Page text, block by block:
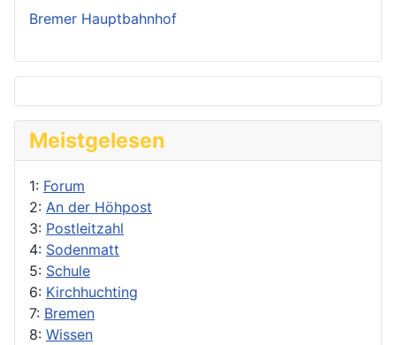
Bremer Hauptbahnhof
Meistgelesen
1: Forum
2: An der Höhpost
3: Postleitzahl
4: Sodenmatt
5: Schule
6: Kirchhuchting
7: Bremen
8: Wissen